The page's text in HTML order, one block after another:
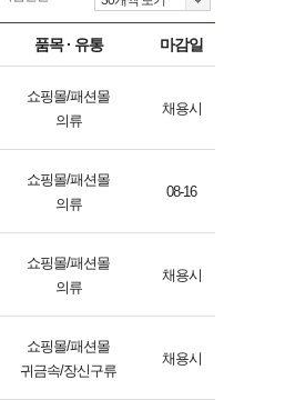
품목 · 유통 마감일
쇼핑몰/패션몰
의류
채용시
쇼핑몰/패션몰
의류
08-16
쇼핑몰/패션몰
의류
채용시
쇼핑몰/패션몰
귀금속/장신구류
채용시